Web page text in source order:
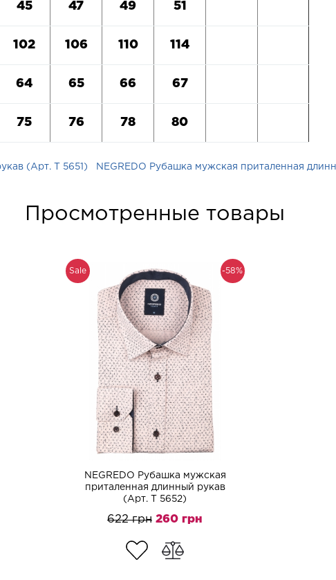
45 47 49 51
102 106 110 114
64 65 66 67
75 76 78 80
(Арт. T 5651) NEGREDO Рубашка мужская приталенная
Просмотренные товары
-58%
Sale
NEGREDO Рубашка мужская
приталенная длинный рукав
(Арт. T 5652)
622 грн 260 грн